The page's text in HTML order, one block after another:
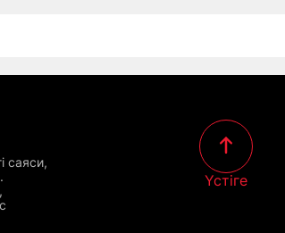
саяси,
Үстіге